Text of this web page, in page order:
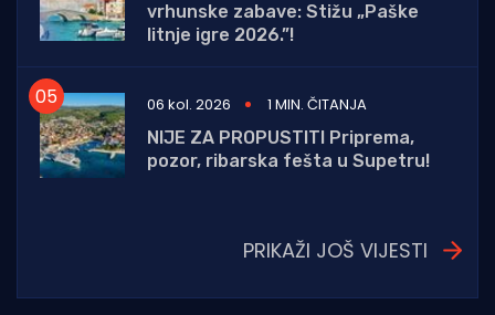
vrhunske zabave: Stižu „Paške
litnje igre 2026.”!
06 kol. 2026
1 MIN. ČITANJA
NIJE ZA PROPUSTITI Priprema,
pozor, ribarska fešta u Supetru!
PRIKAŽI JOŠ VIJESTI